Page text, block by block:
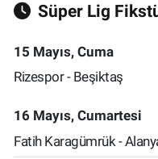
Süper Lig
15 Mayıs, Cuma
Rizespor - Beşiktaş
16 Mayıs, Cumartesi
Fatih Karagümrük -